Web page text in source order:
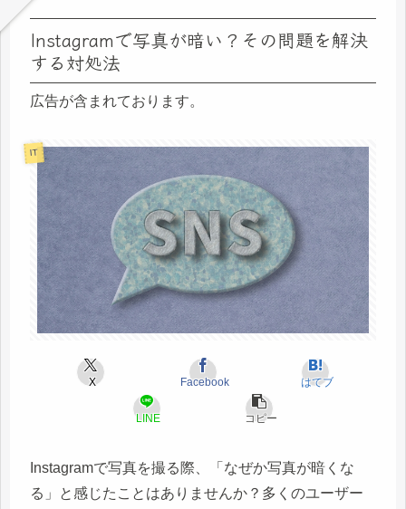
Instagramで写真が暗い？その問題を解決
する対処法
広告が含まれております。
IT
X Facebook はてブ
LINE コピー
Instagramで写真を撮る際、「なぜか写真が暗くな
る」と感じたことはありませんか？多くのユーザー